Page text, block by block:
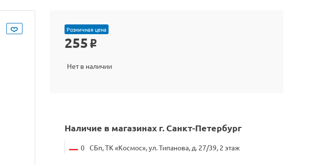
Розничная цена
255 o
Нет в наличии
Наличие в магазинах г. Санкт-Петербург
0 СБп, ТК «Космос», ул. Типанова, д. 27/39, 2 этаж